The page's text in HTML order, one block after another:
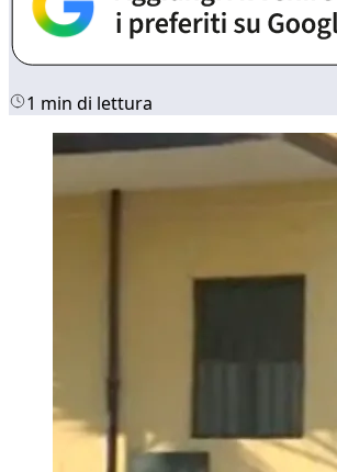
1 min di lettura